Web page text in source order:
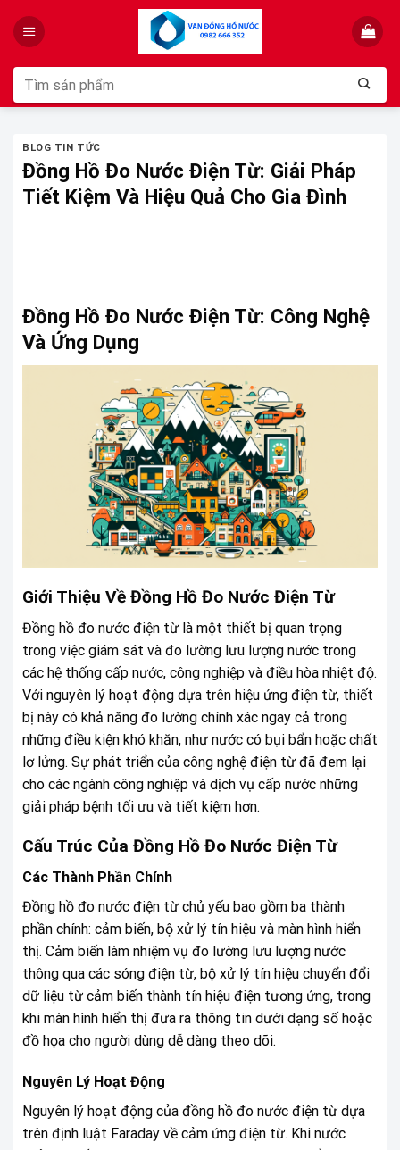
Tìm
kiếm:
BLOG TIN TỨC
Đồng Hồ Đo Nước Điện Từ: Giải Pháp
Tiết Kiệm Và Hiệu Quả Cho Gia Đình
Đồng Hồ Đo Nước Điện Từ: Công Nghệ
Và Ứng Dụng
Giới Thiệu Về Đồng Hồ Đo Nước Điện Từ
Đồng hồ đo nước điện từ là một thiết bị quan trọng
trong việc giám sát và đo lường lưu lượng nước trong
các hệ thống cấp nước, công nghiệp và điều hòa nhiệt độ.
Với nguyên lý hoạt động dựa trên hiệu ứng điện từ, thiết
bị này có khả năng đo lường chính xác ngay cả trong
những điều kiện khó khăn, như nước có bụi bẩn hoặc chất
lơ lửng. Sự phát triển của công nghệ điện từ đã đem lại
cho các ngành công nghiệp và dịch vụ cấp nước những
giải pháp bệnh tối ưu và tiết kiệm hơn.
Cấu Trúc Của Đồng Hồ Đo Nước Điện Từ
Các Thành Phần Chính
Đồng hồ đo nước điện từ chủ yếu bao gồm ba thành
phần chính: cảm biến, bộ xử lý tín hiệu và màn hình hiển
thị. Cảm biến làm nhiệm vụ đo lường lưu lượng nước
thông qua các sóng điện từ, bộ xử lý tín hiệu chuyển đổi
dữ liệu từ cảm biến thành tín hiệu điện tương ứng, trong
khi màn hình hiển thị đưa ra thông tin dưới dạng số hoặc
đồ họa cho người dùng dễ dàng theo dõi.
Nguyên Lý Hoạt Động
Nguyên lý hoạt động của đồng hồ đo nước điện từ dựa
trên định luật Faraday về cảm ứng điện từ. Khi nước